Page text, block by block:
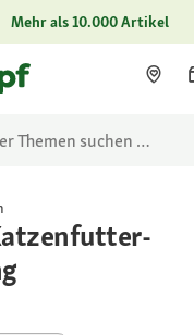
Mehr als 10.000 Artikel